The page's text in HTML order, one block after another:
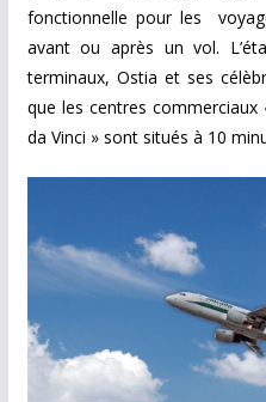
fonctionnelle pour les
avant ou après un vol.
terminaux, Ostia et ses
que les centres
da Vinci » sont situés à 10